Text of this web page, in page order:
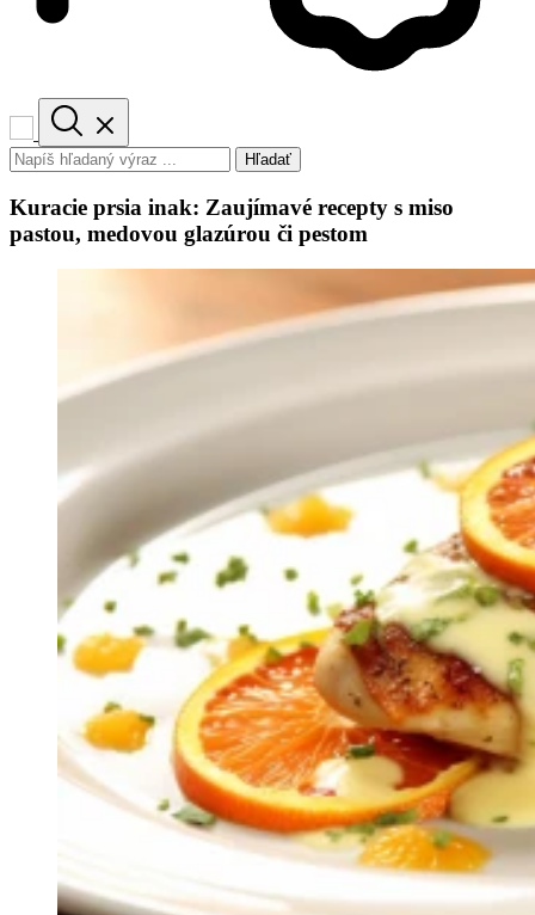
Hľadať
Kuracie prsia inak: Zaujímavé recepty s miso
pastou, medovou glazúrou či pestom